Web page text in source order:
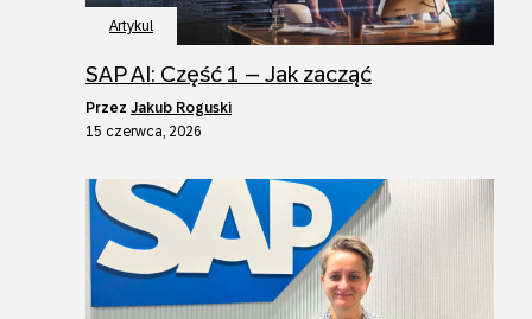
Artykul
SAP AI: Część 1 – Jak zacząć
przez Jakub Roguski
15 czerwca, 2026